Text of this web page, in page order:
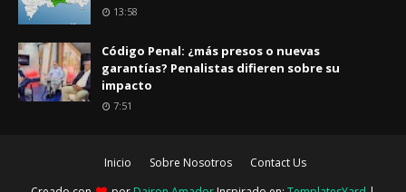
13:58
Código Penal: ¿más presos o nuevas
garantías? Penalistas difieren sobre su
impacto
7:51
Inicio Sobre Nosotros
Contact Us